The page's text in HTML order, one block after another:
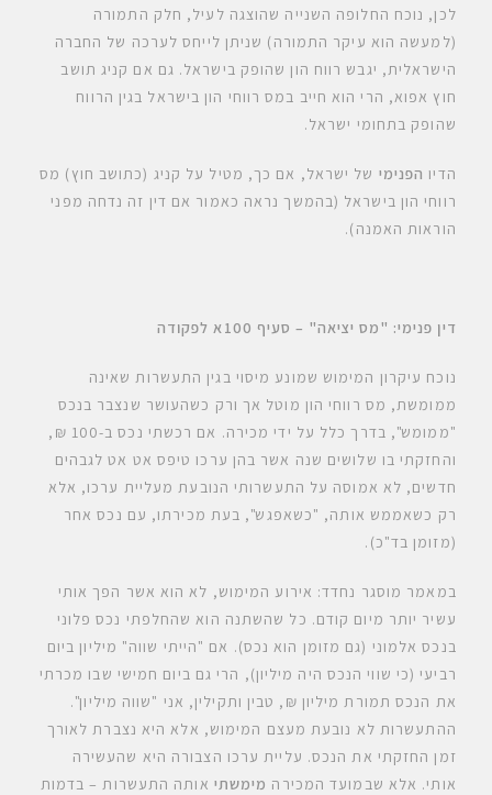
לכן, נוכח החלופה השנייה שהוצגה לעיל, חלק התמורה
(למעשה הוא עיקר התמורה) שניתן לייחס לערכה של החברה
הישראלית, יגבש רווח הון שהופק בישראל. גם אם קניג תושב
חוץ אפוא, הרי הוא חייב במס רווחי הון בישראל בגין הרווח
שהופק בתחומי ישראל.
הדיו הפנימי של ישראל, אם כך, מטיל על קניג (כתושב חוץ) מס
רווחי הון בישראל (בהמשך נראה כאמור אם דין זה נדחה מפני
הוראות האמנה).
דין פנימי: "מס יציאה" – סעיף 100א לפקודה
נוכח עיקרון המימוש שמונע מיסוי בגין התעשרות שאינה
ממומשת, מס רווחי הון מוטל אך ורק כשהעושר שנצבר בנכס
"ממומש", בדרך כלל על ידי מכירה. אם רכשתי נכס ב-100 ₪,
והחזקתי בו שלושים שנה אשר בהן ערכו טיפס אט אט לגבהים
חדשים, לא אמוסה על התעשרותי הנובעת מעליית ערכו, אלא
רק כשאממש אותה, "כשאפגש", בעת מכירתו, עם נכס אחר
(מזומן בד"כ).
במאמר מוסגר נחדד: אירוע המימוש, לא הוא אשר הפך אותי
עשיר יותר מיום קודם. כל שהשתנה הוא שהחלפתי נכס פלוני
בנכס אלמוני (גם מזומן הוא נכס). אם "הייתי שווה" מיליון ביום
רביעי (כי שווי הנכס היה מיליון), הרי גם ביום חמישי שבו מכרתי
את הנכס תמורת מיליון ₪, טבין ותקילין, אני "שווה מיליון".
ההתעשרות לא נובעת מעצם המימוש, אלא היא נצברת לאורך
זמן החזקתי את הנכס. עליית ערכו הצבורה היא שהעשירה
אותי. אלא שבמועד המכירה מימשתי אותה התעשרות – בדמות